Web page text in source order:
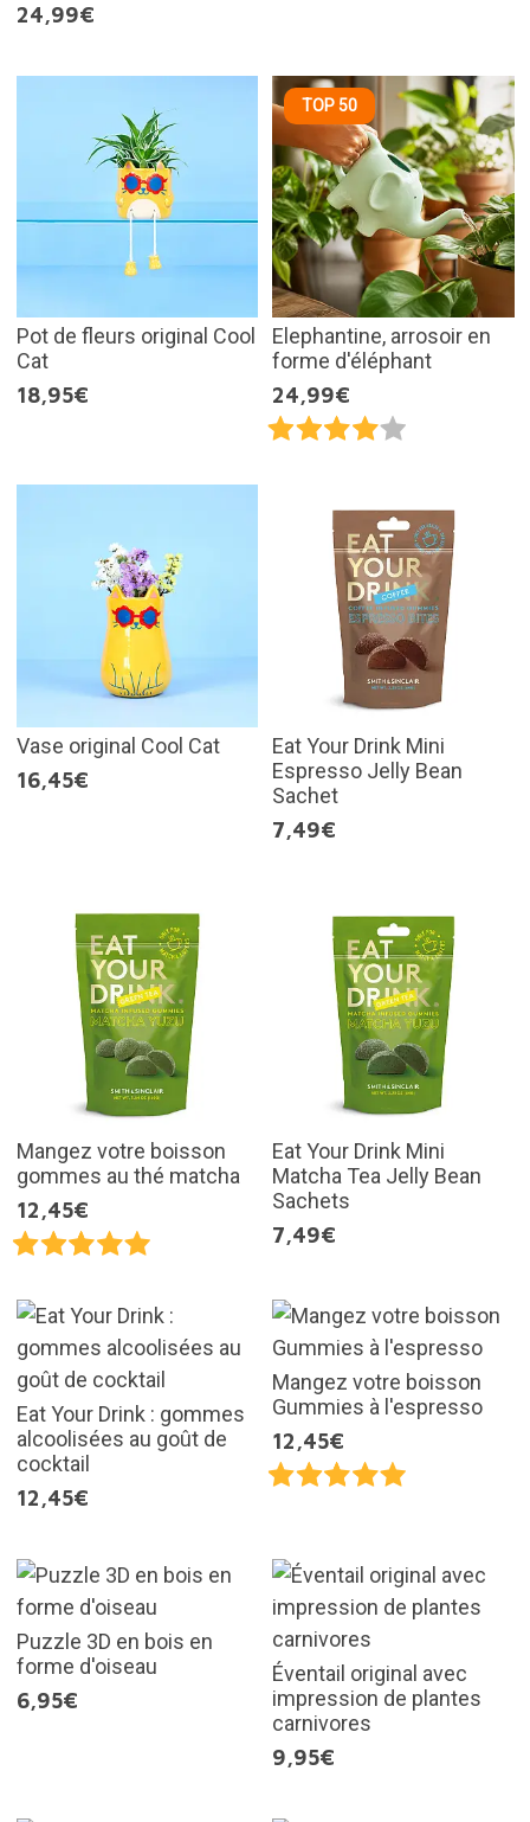
24,99€
Pot de fleurs original Cool
Cat
18,95€
TOP 50
Elephantine, arrosoir en
forme d'éléphant
24,99€
Vase original Cool Cat
16,45€
Eat Your Drink Mini
Espresso Jelly Bean
Sachet
7,49€
Mangez votre boisson
gommes au thé matcha
12,45€
Eat Your Drink Mini
Matcha Tea Jelly Bean
Sachets
7,49€
Eat Your Drink : gommes
alcoolisées au goût de
cocktail
12,45€
Mangez votre boisson
Gummies à l'espresso
12,45€
Puzzle 3D en bois en
forme d'oiseau
6,95€
Éventail original avec
impression de plantes
carnivores
9,95€